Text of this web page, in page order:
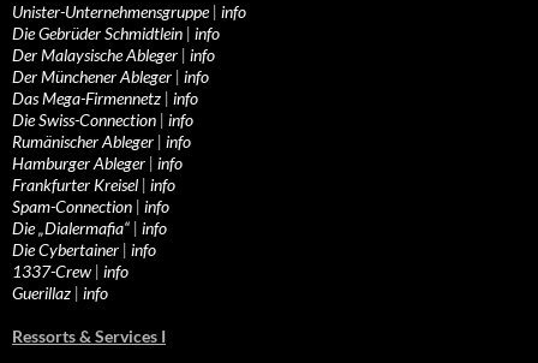
Unister-Unternehmensgruppe| info
Die Gebrüder Schmidtlein | info
Der Malaysische Ableger | info
Der Münchener Ableger | info
Das Mega-Firmennetz | info
Die Swiss-Connection | info
Rumänischer Ableger | info
Hamburger Ableger | info
Frankfurter Kreisel | info
Spam-Connection | info
Die „Dialermafia“ | info
Die Cybertainer | info
1337-Crew | info
Guerillaz | info
Ressorts & Services I